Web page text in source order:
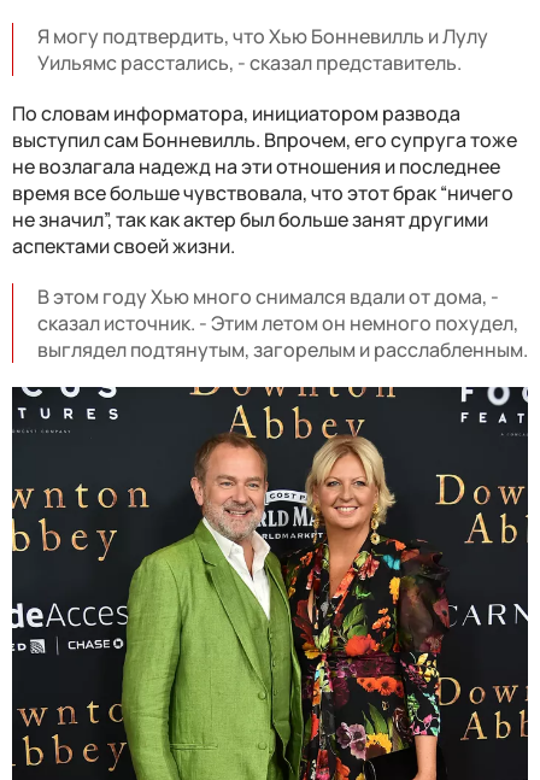
Я могу подтвердить, что Хью Бонневилль и Лулу
Уильямс расстались, - сказал представитель.
По словам информатора, инициатором развода
выступил сам Бонневилль. Впрочем, его супруга тоже
не возлагала надежд на эти отношения и последнее
время все больше чувствовала, что этот брак “ничего
не значил”, так как актер был больше занят другими
аспектами своей жизни.
В этом году Хью много снимался вдали от дома, -
сказал источник. - Этим летом он немного похудел,
выглядел подтянутым, загорелым и расслабленным.